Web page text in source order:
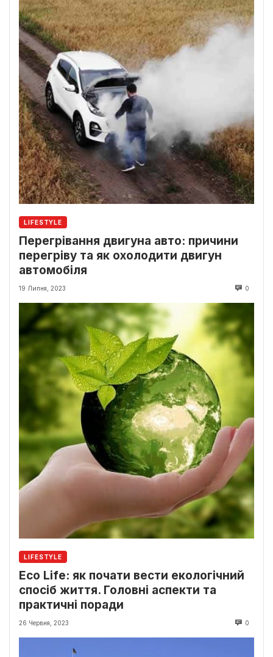
LIFESTYLE
Перегрівання двигуна авто: причини
перегріву та як охолодити двигун
автомобіля
19 Липня, 2023 0
LIFESTYLE
Eco Life: як почати вести екологічний
спосіб життя. Головні аспекти та
практичні поради
26 Червня, 2023 0